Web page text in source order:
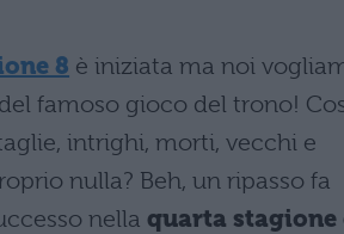
8 è iniziata ma noi
famoso gioco del trono!
intrighi, morti, vecchi e
nulla? Beh, un ripasso fa
nella quarta stagione